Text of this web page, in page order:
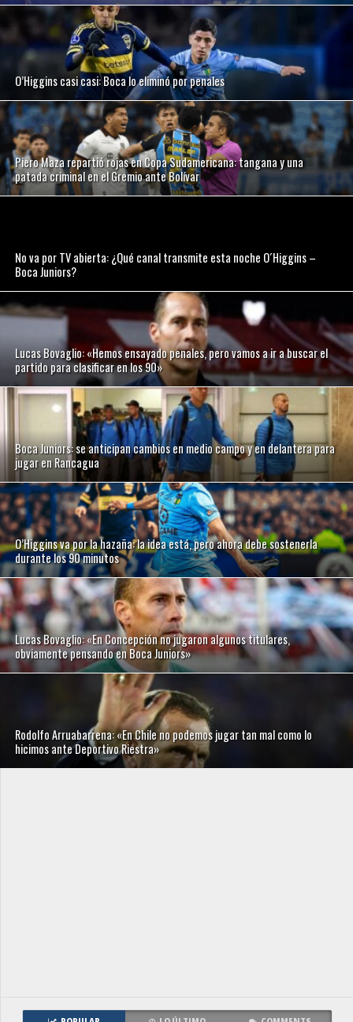
O’Higgins casi casi: Boca lo eliminó por penales
Piero Maza repartió rojas en Copa Sudamericana: tangana y una
patada criminal en el Gremio ante Bolívar
No va por TV abierta: ¿Qué canal transmite esta noche O´Higgins –
Boca Juniors?
Lucas Bovaglio: «Hemos ensayado penales, pero vamos a ir a buscar el
partido para clasificar en los 90»
Boca Juniors: se anticipan cambios en medio campo y en delantera para
jugar en Rancagua
O’Higgins va por la hazaña: la idea está, pero ahora debe sostenerla
durante los 90 minutos
Lucas Bovaglio: «En Concepción no jugaron algunos titulares,
obviamente pensando en Boca Juniors»
Rodolfo Arruabarrena: «En Chile no podemos jugar tan mal como lo
hicimos ante Deportivo Riestra»